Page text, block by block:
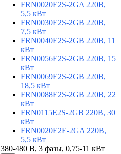
FRN0020E2S-2GA 220В,
5,5 кВт
FRN0030E2S-2GB 220В,
7,5 кВт
FRN0040E2S-2GB 220В, 11
кВт
FRN0056E2S-2GB 220В, 15
кВт
FRN0069E2S-2GB 220В,
18,5 кВт
FRN0088E2S-2GB 220В, 22
кВт
FRN0115E2S-2GB 220В, 30
кВт
FRN0020E2E-2GA 220В,
5,5 кВт
380-480 В, 3 фазы, 0,75-11 кВт